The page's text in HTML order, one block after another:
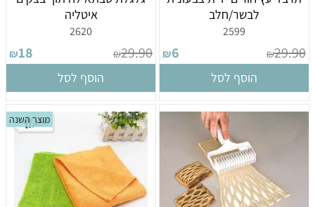
לבשר/חלב
2599
₪29.90
₪6
הוסף לסל
איטליה
2620
₪29.90
₪18
הוסף לסל
מוצר השנה